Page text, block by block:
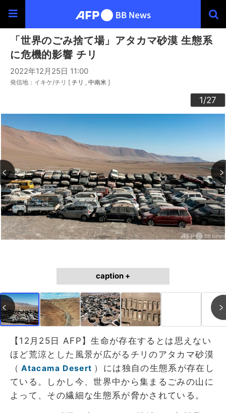
「世界のごみ捨て場」アタカマ砂漠 生態系
に危機的影響 チリ
2022年12月25日 11:00
発信地：イキケ/チリ [ チリ 中南米 ]
1/27
2/27
3/27
4/27
5/27
6/27
7/27
8/27
9/27
10/27
11/27
12/27
13/27
14/27
15/27
16/27
17/27
18/27
19/27
20/27
21/27
22/27
23/27
24/27
25/27
26/27
27/27
caption +
【12月25日 AFP】生命が存在するとは思えない
ほど荒涼とした風景が広がるチリのアタカマ砂漠
（ Atacama Desert ）には独自の生態系が存在し
ている。しかし今、世界中から集まるごみの山に
よって、その繊細な生態系が脅かされている。